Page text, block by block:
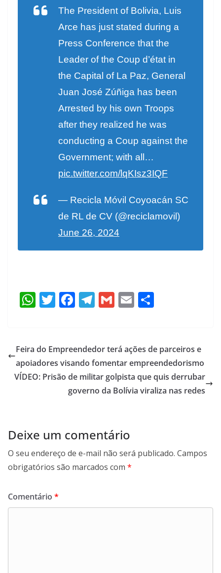
The President of Bolivia, Luis
Arce has just stated during a
Press Conference that the
Leader of the Coup d’état in
the Capital of La Paz, General
Juan José Zúñiga has been
Arrested by his own Troops
after they realized he was
conducting a Coup against the
Government; with all…
pic.twitter.com/lqKIsz3IQF
— Recicla Móvil Coyoacán SC
de RL de CV (@reciclamovil)
June 26, 2024
W
s
A
p
T
er
F
b
o
o
k
T
gr
a
m
G
l
E
l e
Feira do Empreendedor terá ações de parceiros e
apoiadores visando fomentar empreendedorismo
VÍDEO: Prisão de militar golpista que quis derrubar
governo da Bolívia viraliza nas redes
Deixe um comentário
O seu endereço de e-mail não será publicado. Campos
obrigatórios são marcados com *
Comentário *